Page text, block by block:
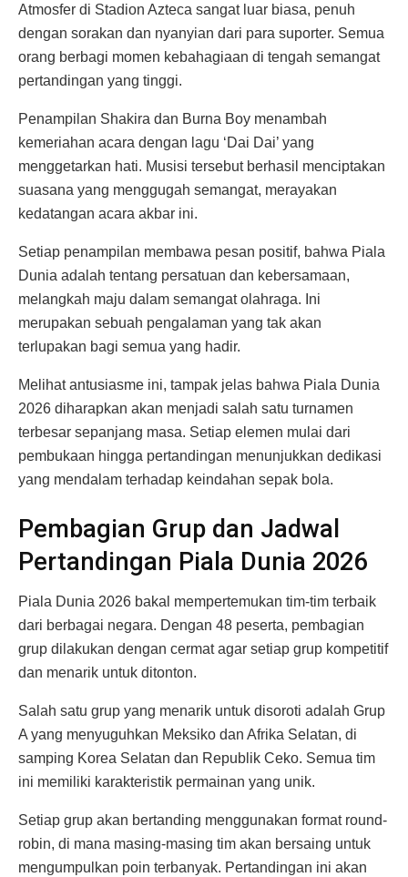
Atmosfer di Stadion Azteca sangat luar biasa, penuh
dengan sorakan dan nyanyian dari para suporter. Semua
orang berbagi momen kebahagiaan di tengah semangat
pertandingan yang tinggi.
Penampilan Shakira dan Burna Boy menambah
kemeriahan acara dengan lagu ‘Dai Dai’ yang
menggetarkan hati. Musisi tersebut berhasil menciptakan
suasana yang menggugah semangat, merayakan
kedatangan acara akbar ini.
Setiap penampilan membawa pesan positif, bahwa Piala
Dunia adalah tentang persatuan dan kebersamaan,
melangkah maju dalam semangat olahraga. Ini
merupakan sebuah pengalaman yang tak akan
terlupakan bagi semua yang hadir.
Melihat antusiasme ini, tampak jelas bahwa Piala Dunia
2026 diharapkan akan menjadi salah satu turnamen
terbesar sepanjang masa. Setiap elemen mulai dari
pembukaan hingga pertandingan menunjukkan dedikasi
yang mendalam terhadap keindahan sepak bola.
Pembagian Grup dan Jadwal
Pertandingan Piala Dunia 2026
Piala Dunia 2026 bakal mempertemukan tim-tim terbaik
dari berbagai negara. Dengan 48 peserta, pembagian
grup dilakukan dengan cermat agar setiap grup kompetitif
dan menarik untuk ditonton.
Salah satu grup yang menarik untuk disoroti adalah Grup
A yang menyuguhkan Meksiko dan Afrika Selatan, di
samping Korea Selatan dan Republik Ceko. Semua tim
ini memiliki karakteristik permainan yang unik.
Setiap grup akan bertanding menggunakan format round-
robin, di mana masing-masing tim akan bersaing untuk
mengumpulkan poin terbanyak. Pertandingan ini akan